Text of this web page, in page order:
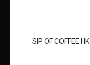
SIP OF COFFEE HK